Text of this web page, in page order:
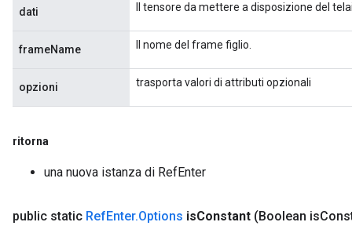
dati Il tensore da mettere a disposizione del
frameName Il nome del frame figlio.
opzioni trasporta valori di attributi opzionali
ritorna
una nuova istanza di RefEnter
public static RefEnter.Options isConstant (Boolean is